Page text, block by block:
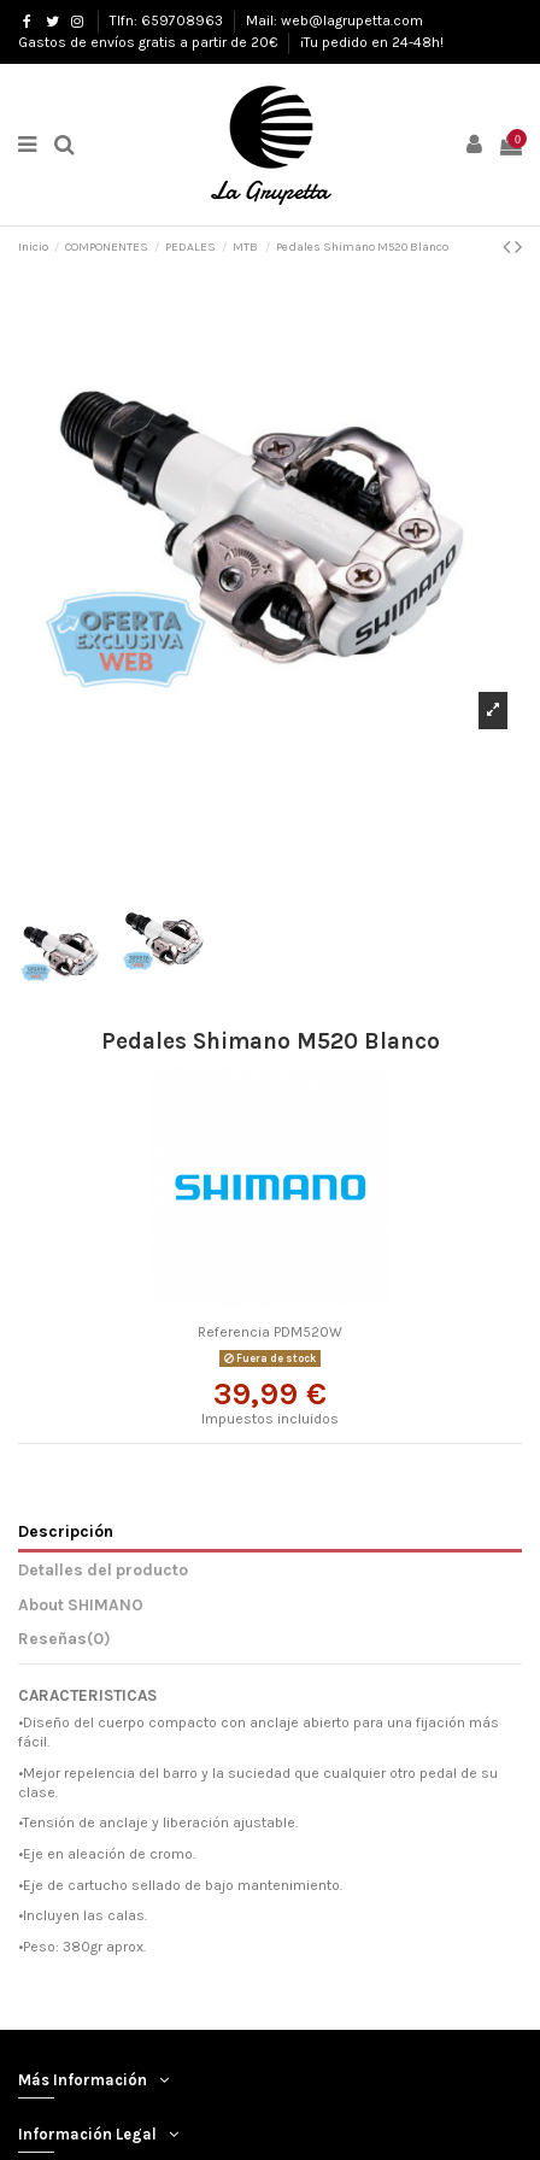
Tlfn: 659708963
Mail: web@lagrupetta.com
Gastos de envíos gratis a partir de 20€
¡Tu pedido en 24-48h!
0
Inicio COMPONENTES PEDALES MTB Pedales Shimano M520 Blanco
Pedales Shimano M520 Blanco
Referencia PDM520W
Fuera de stock
39,99 €
Impuestos incluidos
Descripción
Detalles del producto
About SHIMANO
Reseñas(0)
CARACTERISTICAS
•Diseño del cuerpo compacto con anclaje abierto para una fijación más
fácil.
•Mejor repelencia del barro y la suciedad que cualquier otro pedal de su
clase.
•Tensión de anclaje y liberación ajustable.
•Eje en aleación de cromo.
•Eje de cartucho sellado de bajo mantenimiento.
•Incluyen las calas.
•Peso: 380gr aprox.
Más Información
Información Legal